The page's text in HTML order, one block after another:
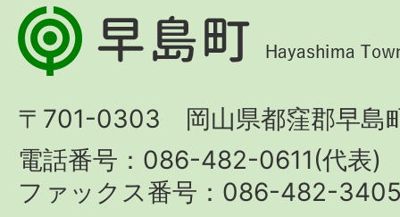
早
島
Hayashima
Town
〒701-0303 岡山県都窪郡早島
電話番号：086-482-0611(代表)
ファックス番号：086-482-